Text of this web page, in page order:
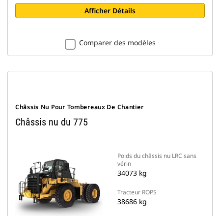
Afficher Détails
Comparer des modèles
Châssis Nu Pour Tombereaux De Chantier
Châssis nu du 775
Poids du châssis nu LRC sans
vérin
34073 kg
Tracteur ROPS
38686 kg